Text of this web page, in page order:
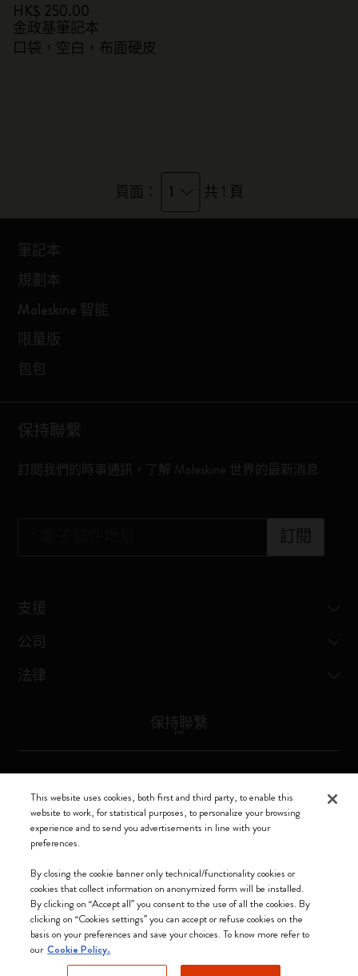
HK$ 250.00
金政基筆記本
口袋，空白，布面硬皮
頁面： 1 共 1 頁
筆記本
規劃本
Moleskine 智能
限量版
包包
保持聯繫
訂閱我們的時事通訊，了解 Moleskine 世界的最新消息
訂閱
支援
公司
法律
保持聯繫
""
中國香港特別行政區
我們接受
Moleskine srl a socio unico - Via Bergognone, 34 – 20144 Milano -
Italia - P. IVA / CCIAA n. 07234480965 - REA MI 1945400 - Cap.
Soc. €2.181.513,42
This website uses cookies, both first and third party, to enable this
website to work, for statistical purposes, to personalize your browsing
experience and to send you advertisements in line with your
preferences.
By closing the cookie banner only technical/functionality cookies or
cookies that collect information on anonymized form will be installed.
By clicking on “Accept all” you consent to the use of all the cookies. By
clicking on “Cookies settings” you can accept or refuse cookies on the
basis on your preferences and save your choices. To know more refer to
our Cookie Policy.